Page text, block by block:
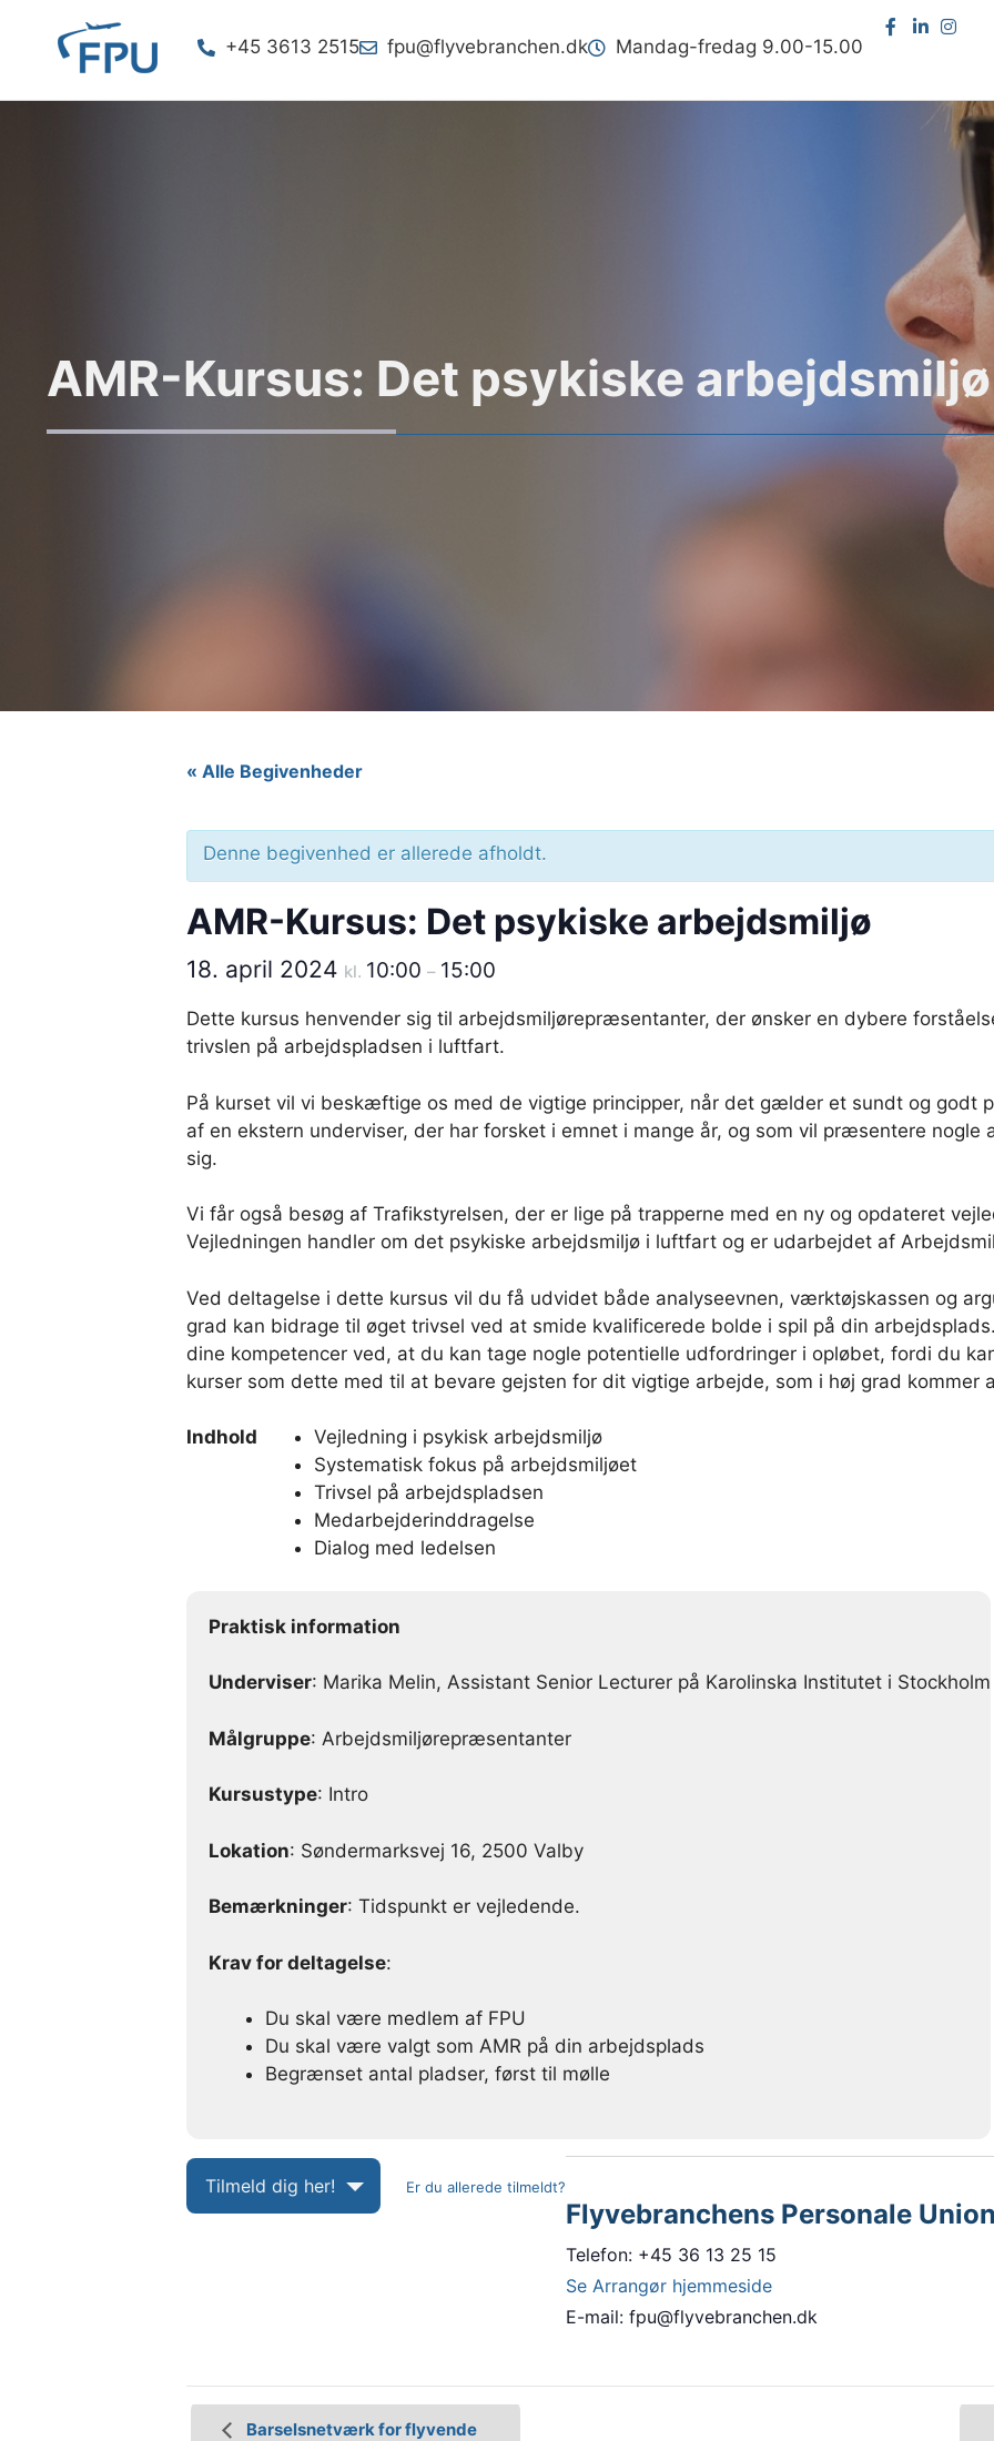
+45 3613 2515 fpu@flyvebranchen.dk Mandag-fredag 9.00-15.00
AMR-Kursus: Det psykiske arbejdsmiljø
« Alle Begivenheder
Denne begivenhed er allerede afholdt.
AMR-Kursus: Det psykiske arbejdsmiljø
18. april 2024 kl. 10:00 – 15:00
Dette kursus henvender sig til arbejdsmiljørepræsentanter, der ønsker en dybere
trivslen på arbejdspladsen i luftfart.
På kurset vil vi beskæftige os med de vigtige principper, når det gælder et sundt og godt
af en ekstern underviser, der har forsket i emnet i mange år, og som vil præsentere
sig.
Vi får også besøg af Trafikstyrelsen, der er lige på trapperne med en ny og opdateret
Vejledningen handler om det psykiske arbejdsmiljø i luftfart og er udarbejdet af
Ved deltagelse i dette kursus vil du få udvidet både analyseevnen, værktøjskassen og
grad kan bidrage til øget trivsel ved at smide kvalificerede bolde i spil på din
dine kompetencer ved, at du kan tage nogle potentielle udfordringer i opløbet, fordi du
kurser som dette med til at bevare gejsten for dit vigtige arbejde, som i høj grad kommer
Indhold
Vejledning i psykisk arbejdsmiljø
Systematisk fokus på arbejdsmiljøet
Trivsel på arbejdspladsen
Medarbejderinddragelse
Dialog med ledelsen
Praktisk information
Underviser: Marika Melin, Assistant Senior Lecturer på Karolinska Institutet i Stockholm
Målgruppe: Arbejdsmiljørepræsentanter
Kursustype: Intro
Lokation: Søndermarksvej 16, 2500 Valby
Bemærkninger: Tidspunkt er vejledende.
Krav for deltagelse:
Du skal være medlem af FPU
Du skal være valgt som AMR på din arbejdsplads
Begrænset antal pladser, først til mølle
Tilmeld dig her! Er du allerede tilmeldt?
Flyvebranchens Personale Union
Telefon: +45 36 13 25 15
Se Arrangør hjemmeside
E-mail: fpu@flyvebranchen.dk
B
Barselsnetværk for flyvende